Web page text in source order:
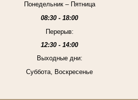
Понедельник – Пятница
08:30 - 18:00
Перерыв:
12:30 - 14:00
Выходные дни:
Суббота, Воскресенье